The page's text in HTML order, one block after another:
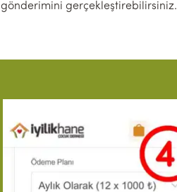
gönderimini gerçekleştirebilirsiniz.